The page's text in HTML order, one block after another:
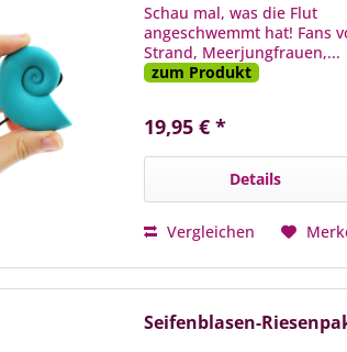
Schau mal, was die Flut
angeschwemmt hat! Fans
Strand, Meerjungfrauen,...
zum Produkt
19,95 € *
Details
Vergleichen
Seifenblasen-